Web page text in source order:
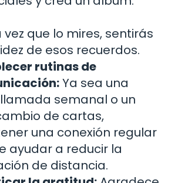
que lo mires, sentirás
de esos recuerdos.
rutinas de
Ya sea una
semanal o un
de cartas,
una conexión regular
ayudar a reducir la
de distancia.